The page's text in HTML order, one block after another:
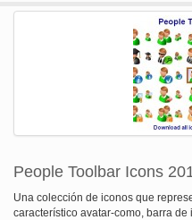
interfaz GUI original pero todavía
miles de millones de profundidades
People Toolbar Icons
Una colección de iconos que
característico avatar-como, barra